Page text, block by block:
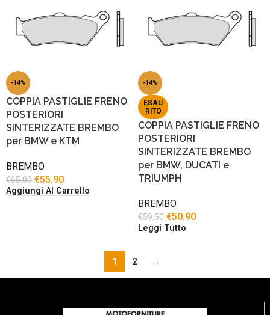
-14%
COPPIA PASTIGLIE FRENO
POSTERIORI
SINTERIZZATE BREMBO
per BMW e KTM
BREMBO
€65.00 €55.90
Aggiungi Al Carrello
-14%
ESAU
RITO
COPPIA PASTIGLIE FRENO
POSTERIORI
SINTERIZZATE BREMBO
per BMW, DUCATI e
TRIUMPH
BREMBO
€59.50 €50.90
Leggi Tutto
1 2 →